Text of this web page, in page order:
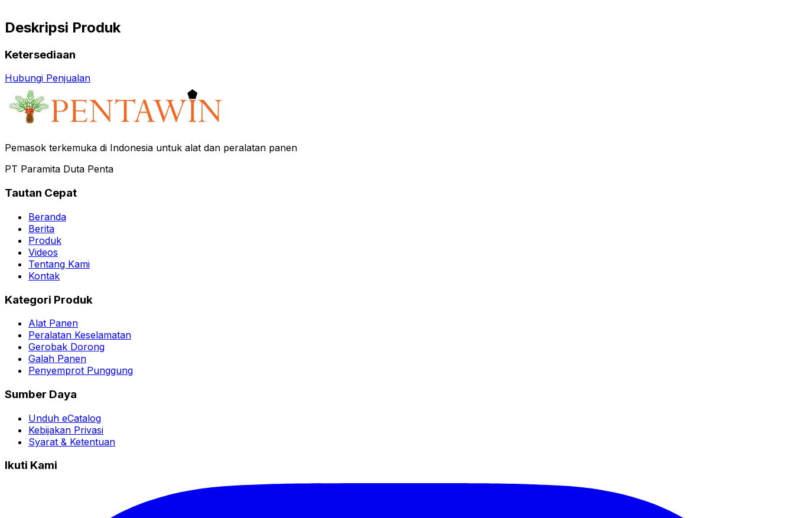
Deskripsi Produk
Ketersediaan
Hubungi Penjualan
Pemasok terkemuka di Indonesia untuk alat dan peralatan panen
PT Paramita Duta Penta
Tautan Cepat
Beranda
Berita
Produk
Videos
Tentang Kami
Kontak
Kategori Produk
Alat Panen
Peralatan Keselamatan
Gerobak Dorong
Galah Panen
Penyemprot Punggung
Sumber Daya
Unduh eCatalog
Kebijakan Privasi
Syarat & Ketentuan
Ikuti Kami